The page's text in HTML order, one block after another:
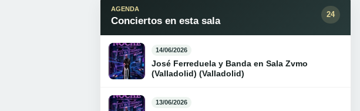
AGENDA
Conciertos en esta sala
24
14/06/2026
José Ferreduela y Banda en Sala Zvmo
(Valladolid) (Valladolid)
13/06/2026